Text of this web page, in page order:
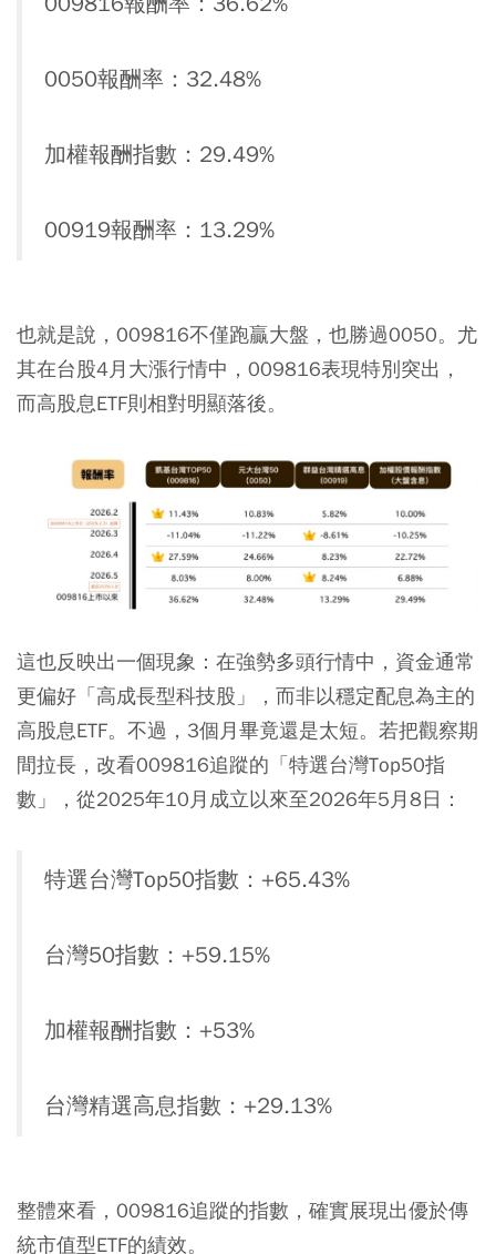
0050報酬率：32.48%
加權報酬指數：29.49%
00919報酬率：13.29%
也就是說，009816不僅跑贏大盤，也勝過0050。尤
其在台股4月大漲行情中，009816表現特別突出，
而高股息ETF則相對明顯落後。
這也反映出一個現象：在強勢多頭行情中，資金通常
更偏好「高成長型科技股」，而非以穩定配息為主的
高股息ETF。不過，3個月畢竟還是太短。若把觀察期
間拉長，改看009816追蹤的「特選台灣Top50指
數」，從2025年10月成立以來至2026年5月8日：
特選台灣Top50指數：+65.43%
台灣50指數：+59.15%
加權報酬指數：+53%
台灣精選高息指數：+29.13%
整體來看，009816追蹤的指數，確實展現出優於傳
統市值型ETF的績效。